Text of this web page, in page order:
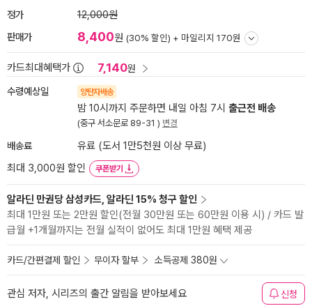
정가 12,000원
판매가 8,400원 (30% 할인) + 마일리지 170원
카드최대혜택가 7,140원
수령예상일 양탄자배송
밤 10시까지 주문하면 내일 아침 7시 출근전 배송
(중구 서소문로 89-31 ) 변경
배송료
유료 (도서 1만5천원 이상 무료)
최대 3,000원 할인
쿠폰받기
알라딘 만권당 삼성카드, 알라딘 15% 청구 할인
최대 1만원 또는 2만원 할인(전월 30만원 또는 60만원 이용 시) / 카드 발
급월 +1개월까지는 전월 실적이 없어도 최대 1만원 혜택 제공
카드/간편결제 할인 무이자 할부 소득공제 380원
관심 저자, 시리즈의 출간 알림을 받아보세요 신청